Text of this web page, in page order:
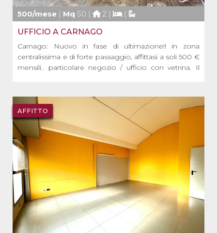
500/mese | Mq 50 | 2 |
|
UFFICIO A CARNAGO
Carnago: Nuovo in fase di ultimazione!! in zona
centralissima e di forte passaggio, affittasi a soli 500 €
mensili.. particolare negozio / ufficio con vetrina. Il
seminterrato con soffitto in matt [...]
AFFITTO